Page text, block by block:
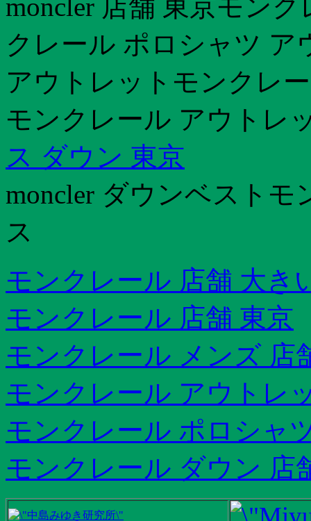
moncler 店舗 東京モン
クレール ポロシャツ ア
アウトレットモンクレ
モンクレール アウトレ
ス ダウン 東京
moncler ダウンベストモ
ス
モンクレール 店舗 大き
モンクレール 店舗 東京
モンクレール メンズ 店
モンクレール アウトレ
モンクレール ポロシャ
モンクレール ダウン 店